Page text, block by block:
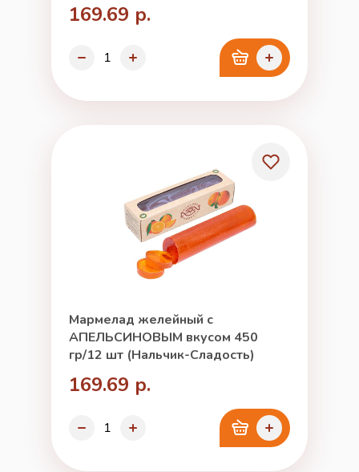
169.69 р.
Мармелад желейный с
АПЕЛЬСИНОВЫМ вкусом 450
гр/12 шт (Нальчик-Сладость)
169.69 р.